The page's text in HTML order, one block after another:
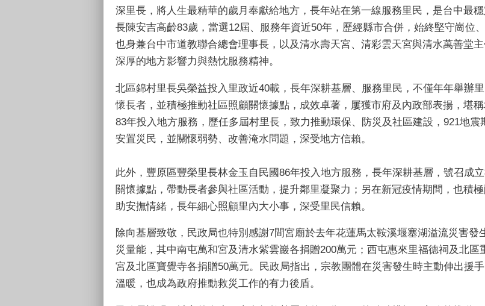
深里長，將人生最精華的歲月奉獻給地方，長年站在第一線服務里民，是台中最
長陳安吉高齡83歲，當選12屆、服務年資近50年，歷經縣市合併，始終堅守崗位
也身兼台中市道教聯合總會理事長，以及清水壽天宮、清彩雲天宮與清水萬善堂
深厚的地方影響力與熱忱服務精神。
北區錦村里長吳榮益投入里政近40載，長年深耕基層、服務里民，不僅年年舉辦
懷長者，並積極推動社區照顧關懷據點，成效卓著，屢獲市府及內政部表揚，堪
83年投入地方服務，歷任多屆村里長，致力推動環保、防災及社區建設，921地
安置災民，並關懷弱勢、改善淹水問題，深受地方信賴。
此外，豐原區豐榮里長林金玉自民國86年投入地方服務，長年深耕基層，號召成
關懷據點，帶動長者參與社區活動，提升鄰里凝聚力；另在新冠疫情期間，也積
助安撫情緒，長年細心照顧里內大小事，深受里民信賴。
除向基層致敬，民政局也特別感謝7間宮廟於去年花蓮馬太鞍溪堰塞湖溢流災害
災量能，其中南屯萬和宮及清水紫雲巖各捐贈200萬元；西屯惠來里福德祠及北
宮及北區寶覺寺各捐贈50萬元。民政局指出，宗教團體在災害發生時主動伸出援
溫暖，也成為政府推動救災工作的有力後盾。